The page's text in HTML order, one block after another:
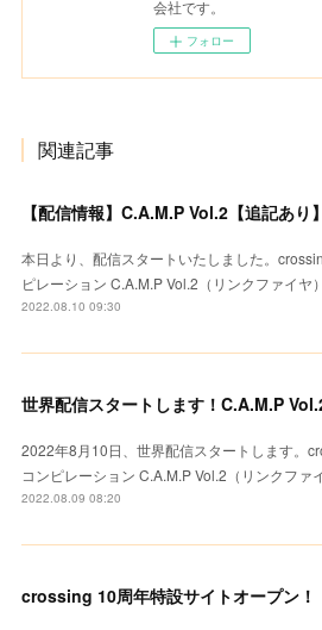
会社です。
フォロー
関連記事
【配信情報】C.A.M.P Vol.2【追記あり】
本日より、配信スタートいたしました。
ピレーション C.A.M.P Vol.2（リンクファイ
2022.08.10 09:30
世界配信スタートします！C.A.M.P
2022年8月10日、世界配信スタートします。
コンピレーション C.A.M.P Vol.2（リンクファ
2022.08.09 08:20
crossing 10周年特設サイトオープン！